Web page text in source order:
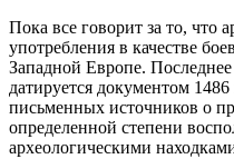
Пока все говорит за то, что
употребления в качестве
Западной Европе.
датируется документом
письменных источников о
определенной степени
археологическими